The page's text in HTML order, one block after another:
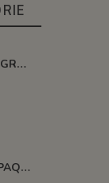
ENGOBE FAÏENCE GRÈS & PORCELAINE LIQUIDE SS PLB JAUNE 1KG EASP02LL
ÉMAIL FAÏENCE OPAQUE SANS PLOMB MAT BLEU FONCÉ EMSP13